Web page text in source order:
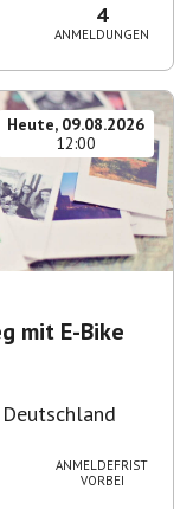
4
ANMELDUNGEN
Heute, 09.08.2026
12:00
mit E-Bike
ANMELDEFRIST
VORBEI